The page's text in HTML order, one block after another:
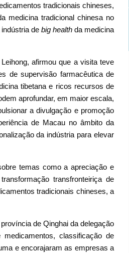
tradicionais chineses,
medicina tradicional chinesa no
de big healthda medicina
afirmou que a visita teve
de supervisão farmacêutica de
tibetana e ricos recursos de
aprofundar, em maior escala,
a divulgação e promoção
de Macau no âmbito da
da indústria para elevar
temas como a apreciação e
transfronteiriça de
tradicionais chineses, a
de Qinghai da delegação
classificação de
e encorajaram as empresas a